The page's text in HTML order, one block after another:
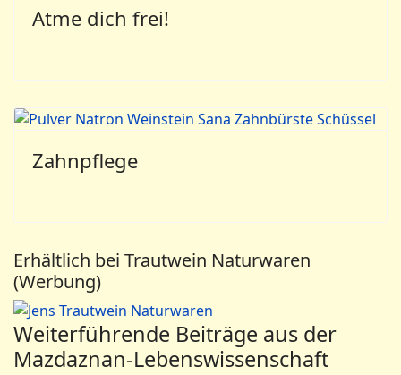
Atme dich frei!
Zahnpflege
Erhältlich bei Trautwein Naturwaren
(Werbung)
Weiterführende Beiträge aus der
Mazdaznan-Lebenswissenschaft